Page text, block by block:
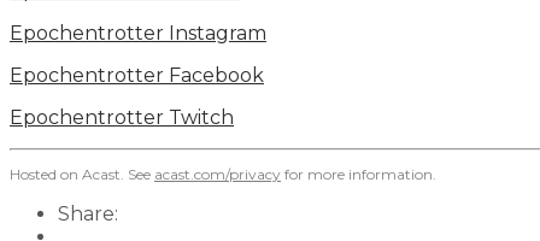
⁠⁠⁠⁠⁠⁠⁠⁠⁠⁠⁠⁠⁠⁠⁠⁠⁠⁠⁠⁠⁠⁠Epochentrotter Instagram⁠⁠⁠⁠⁠⁠⁠⁠⁠⁠⁠⁠⁠⁠⁠⁠⁠⁠⁠⁠⁠⁠
⁠⁠⁠⁠⁠⁠⁠⁠⁠⁠⁠⁠⁠⁠⁠⁠⁠⁠⁠⁠⁠⁠Epochentrotter Facebook⁠⁠⁠⁠⁠⁠⁠⁠⁠⁠⁠⁠⁠⁠⁠⁠⁠
⁠Epochentrotter Twitch⁠
Hosted on Acast. See acast.com/privacy for more information.
Share: